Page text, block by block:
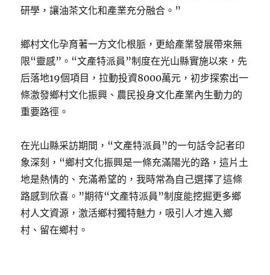
研學，讓油茶文化和產業充分融合。”
鄉村文化孕育著一方文化根脈，更給產業發展帶來無
限“靈感”。“文產特派員”制度在光山縣實施以來，先
后落地19個項目，拉動投資8000萬元，初步探索出一
條激發鄉村文化振興、農民投身文化產業內生動力的
重要路徑。
在光山縣采訪期間，“文產特派員”的一句話令記者印
象深刻，“鄉村文化振興是一條充滿陽光的路，這片土
地是熱情的、充滿希望的，我時常為自己選擇了這條
路感到欣喜。”期待“文產特派員”制度能挖掘更多鄉
村人文資源，激活鄉村獨特魅力，吸引人才進入鄉
村、留在鄉村。